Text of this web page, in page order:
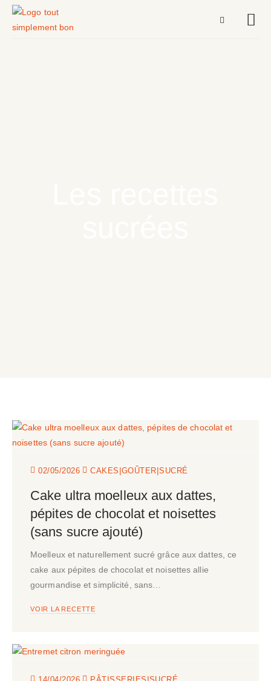
02/05/2026 CAKES |GOÛTER|SUCRÉ
Cake ultra moelleux aux dattes,
pépites de chocolat et noisettes
(sans sucre ajouté)
Moelleux et naturellement sucré grâce aux dattes, ce
cake aux pépites de chocolat et noisettes allie
gourmandise et simplicité, sans…
VOIR LA RECETTE
14/04/2026 PÂTISSERIES SUCRÉ